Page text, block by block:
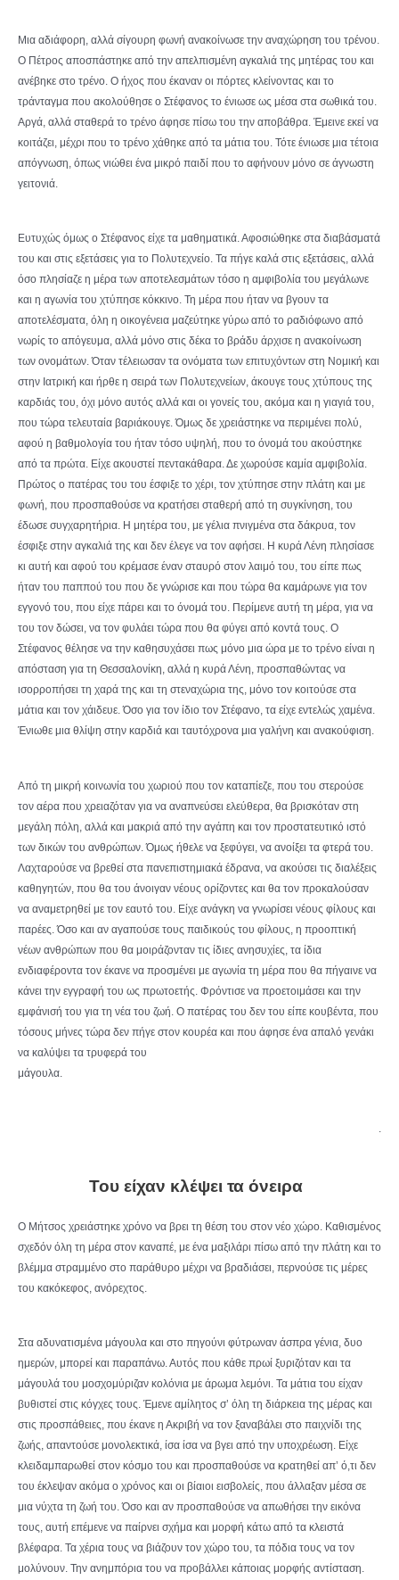
Μια αδιάφορη, αλλά σίγουρη φωνή ανακοίνωσε την αναχώρηση του τρένου.
Ο Πέτρος αποσπάστηκε από την απελπισμένη αγκαλιά της μητέρας του και
ανέβηκε στο τρένο. Ο ήχος που έκαναν οι πόρτες κλείνοντας και το
τράνταγμα που ακολούθησε ο Στέφανος το ένιωσε ως μέσα στα σωθικά του.
Αργά, αλλά σταθερά το τρένο άφησε πίσω του την αποβάθρα. Έμεινε εκεί να
κοιτάζει, μέχρι που το τρένο χάθηκε από τα μάτια του. Τότε ένιωσε μια τέτοια
απόγνωση, όπως νιώθει ένα μικρό παιδί που το αφήνουν μόνο σε άγνωστη
γειτονιά.
Ευτυχώς όμως ο Στέφανος είχε τα μαθηματικά. Αφοσιώθηκε στα διαβάσματά
του και στις εξετάσεις για το Πολυτεχνείο. Τα πήγε καλά στις εξετάσεις, αλλά
όσο πλησίαζε η μέρα των αποτελεσμάτων τόσο η αμφιβολία του μεγάλωνε
και η αγωνία του χτύπησε κόκκινο. Τη μέρα που ήταν να βγουν τα
αποτελέσματα, όλη η οικογένεια μαζεύτηκε γύρω από το ραδιόφωνο από
νωρίς το απόγευμα, αλλά μόνο στις δέκα το βράδυ άρχισε η ανακοίνωση
των ονομάτων. Όταν τέλειωσαν τα ονόματα των επιτυχόντων στη Νομική και
στην Ιατρική και ήρθε η σειρά των Πολυτεχνείων, άκουγε τους χτύπους της
καρδιάς του, όχι μόνο αυτός αλλά και οι γονείς του, ακόμα και η γιαγιά του,
που τώρα τελευταία βαριάκουγε. Όμως δε χρειάστηκε να περιμένει πολύ,
αφού η βαθμολογία του ήταν τόσο υψηλή, που το όνομά του ακούστηκε
από τα πρώτα. Είχε ακουστεί πεντακάθαρα. Δε χωρούσε καμία αμφιβολία.
Πρώτος ο πατέρας του του έσφιξε το χέρι, τον χτύπησε στην πλάτη και με
φωνή, που προσπαθούσε να κρατήσει σταθερή από τη συγκίνηση, του
έδωσε συγχαρητήρια. Η μητέρα του, με γέλια πνιγμένα στα δάκρυα, τον
έσφιξε στην αγκαλιά της και δεν έλεγε να τον αφήσει. Η κυρά Λένη πλησίασε
κι αυτή και αφού του κρέμασε έναν σταυρό στον λαιμό του, του είπε πως
ήταν του παππού του που δε γνώρισε και που τώρα θα καμάρωνε για τον
εγγονό του, που είχε πάρει και το όνομά του. Περίμενε αυτή τη μέρα, για να
του τον δώσει, να τον φυλάει τώρα που θα φύγει από κοντά τους. Ο
Στέφανος θέλησε να την καθησυχάσει πως μόνο μια ώρα με το τρένο είναι η
απόσταση για τη Θεσσαλονίκη, αλλά η κυρά Λένη, προσπαθώντας να
ισορροπήσει τη χαρά της και τη στεναχώρια της, μόνο τον κοιτούσε στα
μάτια και τον χάιδευε. Όσο για τον ίδιο τον Στέφανο, τα είχε εντελώς χαμένα.
Ένιωθε μια θλίψη στην καρδιά και ταυτόχρονα μια γαλήνη και ανακούφιση.
Από τη μικρή κοινωνία του χωριού που τον καταπίεζε, που του στερούσε
τον αέρα που χρειαζόταν για να αναπνεύσει ελεύθερα, θα βρισκόταν στη
μεγάλη πόλη, αλλά και μακριά από την αγάπη και τον προστατευτικό ιστό
των δικών του ανθρώπων. Όμως ήθελε να ξεφύγει, να ανοίξει τα φτερά του.
Λαχταρούσε να βρεθεί στα πανεπιστημιακά έδρανα, να ακούσει τις διαλέξεις
καθηγητών, που θα του άνοιγαν νέους ορίζοντες και θα τον προκαλούσαν
να αναμετρηθεί με τον εαυτό του. Είχε ανάγκη να γνωρίσει νέους φίλους και
παρέες. Όσο και αν αγαπούσε τους παιδικούς του φίλους, η προοπτική
νέων ανθρώπων που θα μοιράζονταν τις ίδιες ανησυχίες, τα ίδια
ενδιαφέροντα τον έκανε να προσμένει με αγωνία τη μέρα που θα πήγαινε να
κάνει την εγγραφή του ως πρωτοετής. Φρόντισε να προετοιμάσει και την
εμφάνισή του για τη νέα του ζωή. Ο πατέρας του δεν του είπε κουβέντα, που
τόσους μήνες τώρα δεν πήγε στον κουρέα και που άφησε ένα απαλό γενάκι
να καλύψει τα τρυφερά του
μάγουλα.
.
Του είχαν κλέψει τα όνειρα
Ο Μήτσος χρειάστηκε χρόνο να βρει τη θέση του στον νέο χώρο. Καθισμένος
σχεδόν όλη τη μέρα στον καναπέ, με ένα μαξιλάρι πίσω από την πλάτη και το
βλέμμα στραμμένο στο παράθυρο μέχρι να βραδιάσει, περνούσε τις μέρες
του κακόκεφος, ανόρεχτος.
Στα αδυνατισμένα μάγουλα και στο πηγούνι φύτρωναν άσπρα γένια, δυο
ημερών, μπορεί και παραπάνω. Αυτός που κάθε πρωί ξυριζόταν και τα
μάγουλά του μοσχομύριζαν κολόνια με άρωμα λεμόνι. Τα μάτια του είχαν
βυθιστεί στις κόγχες τους. Έμενε αμίλητος σ’ όλη τη διάρκεια της μέρας και
στις προσπάθειες, που έκανε η Ακριβή να τον ξαναβάλει στο παιχνίδι της
ζωής, απαντούσε μονολεκτικά, ίσα ίσα να βγει από την υποχρέωση. Είχε
κλειδαμπαρωθεί στον κόσμο του και προσπαθούσε να κρατηθεί απ’ ό,τι δεν
του έκλεψαν ακόμα ο χρόνος και οι βίαιοι εισβολείς, που άλλαξαν μέσα σε
μια νύχτα τη ζωή του. Όσο και αν προσπαθούσε να απωθήσει την εικόνα
τους, αυτή επέμενε να παίρνει σχήμα και μορφή κάτω από τα κλειστά
βλέφαρα. Τα χέρια τους να βιάζουν τον χώρο του, τα πόδια τους να τον
μολύνουν. Την ανημπόρια του να προβάλλει κάποιας μορφής αντίσταση.